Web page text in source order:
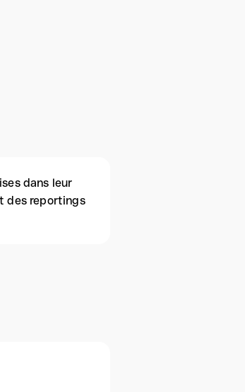
dans leur
des reportings